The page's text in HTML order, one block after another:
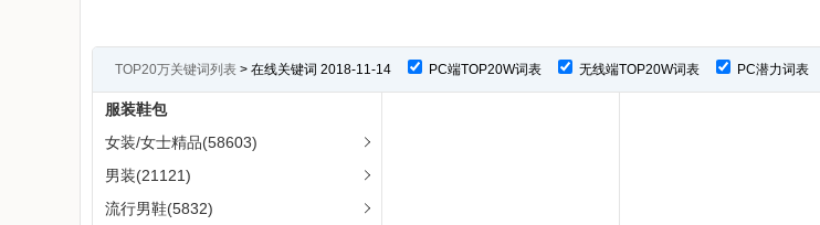
TOP20万关键词列表 > 在线关键词 2018-11-14 PC端TOP20W词表 无线端TOP20W词表 PC潜力词表
服装鞋包
女装/女士精品(58603)
男装(21121)
流行男鞋(5832)